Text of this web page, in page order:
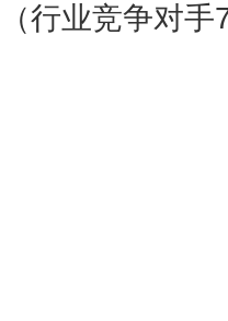
（行业竞争对